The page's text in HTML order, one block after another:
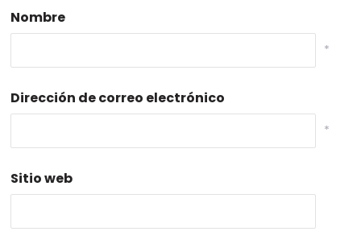
Nombre
*
Dirección de correo electrónico
*
Sitio web